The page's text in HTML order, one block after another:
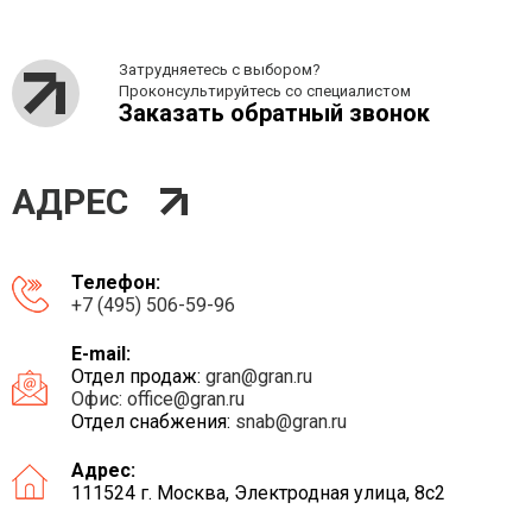
Затрудняетесь с выбором?
Проконсультируйтесь со специалистом
Заказать обратный звонок
АДРЕС
Телефон:
+7 (495) 506-59-96
E-mail:
Отдел продаж: gran@gran.ru
Офис: office@gran.ru
Отдел снабжения: snab@gran.ru
Адрес:
111524 г. Москва, Электродная улица, 8с2